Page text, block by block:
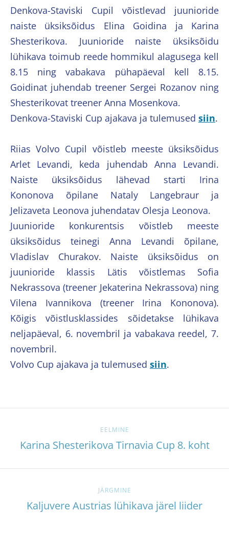
Denkova-Staviski Cupil võistlevad juunioride
naiste üksiksõidus Elina Goidina ja Karina
Shesterikova. Juunioride naiste üksiksõidu
lühikava toimub reede hommikul alagusega kell
8.15 ning vabakava pühapäeval kell 8.15.
Goidinat juhendab treener Sergei Rozanov ning
Shesterikovat treener Anna Mosenkova.
Denkova-Staviski Cup ajakava ja tulemused siin.
Riias Volvo Cupil võistleb meeste üksiksõidus
Arlet Levandi, keda juhendab Anna Levandi.
Naiste üksiksõidus lähevad starti Irina
Kononova õpilane Nataly Langebraur ja
Jelizaveta Leonova juhendatav Olesja Leonova.
Juunioride konkurentsis võistleb meeste
üksiksõidus teinegi Anna Levandi õpilane,
Vladislav Churakov. Naiste üksiksõidus on
juunioride klassis Lätis võistlemas Sofia
Nekrassova (treener Jekaterina Nekrassova) ning
Vilena Ivannikova (treener Irina Kononova).
Kõigis võistlusklassides sõidetakse lühikava
neljapäeval, 6. novembril ja vabakava reedel, 7.
novembril.
Volvo Cup ajakava ja tulemused siin.
EELMINE
Karina Shesterikova Tirnavia Cup 8. koht
JÄRGMINE
Kaljuvere Austrias lühikava järel liider